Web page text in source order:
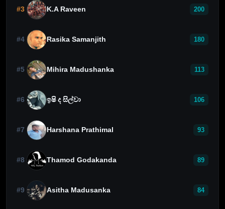
#3 K.A Raveen 200
#4 Rasika Samanjith 180
#5 Mihira Madushanka 113
#6 ඉෂි ද සිල්වා 106
#7 Harshana Prathimal 93
#8 Thamod Godakanda 89
#9 Asitha Madusanka 84